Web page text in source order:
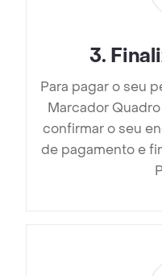
3.
Para pagar o seu
Marcador
confirmar o seu
de pagamento e